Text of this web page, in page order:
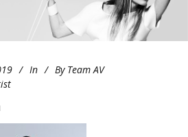
In By Team AV